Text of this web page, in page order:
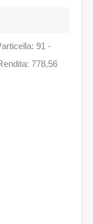
91 -
778,56